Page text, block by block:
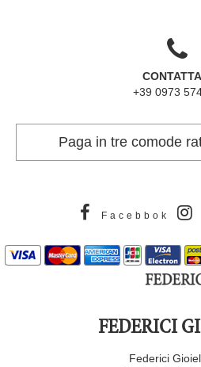
+39 0973
Paga in tre comode
Facebbok
FEDERICI
Federici